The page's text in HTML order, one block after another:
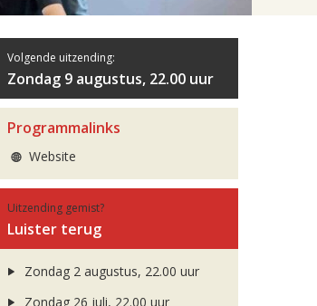
Volgende uitzending:
Zondag 9 augustus, 22.00 uur
Programmalinks
Website
Uitzending gemist?
Luister terug
Zondag 2 augustus, 22.00 uur
Zondag 26 juli, 22.00 uur